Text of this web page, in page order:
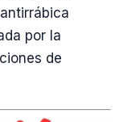
por la
de